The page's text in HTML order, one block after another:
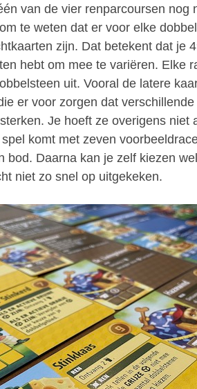
van de vier renparcoursen nog
te weten dat er voor elke
zijn. Dat betekent dat je
hebt om mee te variëren. Elke
uit. Vooral de latere
er voor zorgen dat
Je hoeft ze overigens niet
komt met zeven
bod. Daarna kan je zelf kiezen
niet zo snel op uitgekeken.